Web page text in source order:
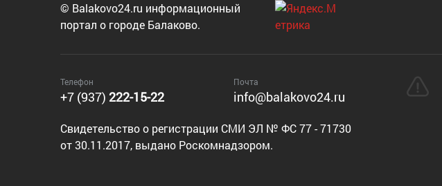
© Balakovo24.ru информационный
портал о городе Балаково.
Телефон
+7 (937) 222-15-22
Почта
info@balakovo24.ru
Cвидетельство о регистрации СМИ ЭЛ № ФС 77 - 71730
от 30.11.2017, выдано Роскомнадзором.